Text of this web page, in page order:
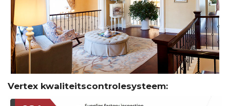
Vertex kwaliteitscontrolesysteem: